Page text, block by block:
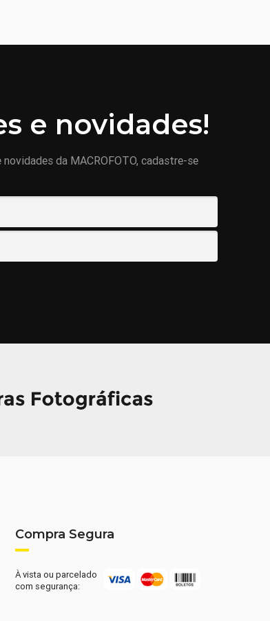
e novidades!
da MACROFOTO, cadastre-se
Compra Segura
À vista ou parcelado
com segurança: